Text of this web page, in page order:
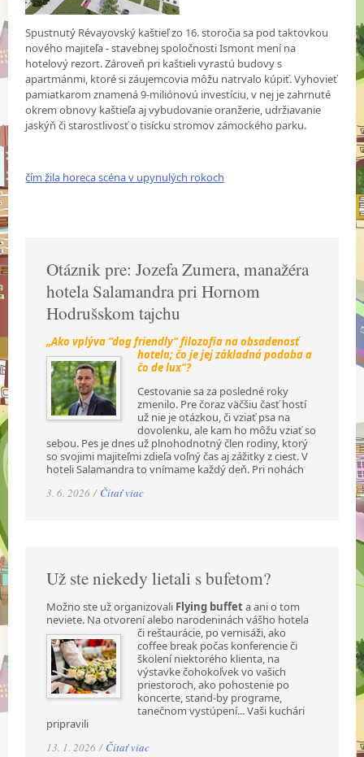
Spustnutý Révayovský kaštieľ zo 16. storočia sa pod taktovkou
nového majiteľa - stavebnej spoločnosti Ismont mení na
hotelový rezort. Zároveň pri kaštieli vyrastú budovy s
apartmánmi, ktoré si záujemcovia môžu natrvalo kúpiť. Vyhovieť
pamiatkarom znamená 9-miliónovú investíciu, v nej je zahrnuté
okrem obnovy kaštieľa aj vybudovanie oranžerie, udržiavanie
jaskýň či starostlivosť o tisícku stromov zámockého parku.
čím žila horeca scéna v upynulých rokoch
Otáznik pre: Jozefa Zumera, manažéra
hotela Salamandra pri Hornom
Hodrušskom tajchu
„Ako vplýva “dog friendly“ filozofia na obsadenosť
hotela; čo je jej základná podoba a
čo de lux“?
Cestovanie sa za posledné roky
zmenilo. Pre čoraz väčšiu časť hostí
už nie je otázkou, či vziať psa na
dovolenku, ale kam ho môžu vziať so
sebou. Pes je dnes už plnohodnotný člen rodiny, ktorý
so svojimi majiteľmi zdieľa voľný čas aj zážitky z ciest. V
hoteli Salamandra to vnímame každý deň. Pri nohách
3. 6. 2026 / Čítať viac
Už ste niekedy lietali s bufetom?
Možno ste už organizovali Flying buffeta ani o tom
neviete. Na otvorení alebo narodenináchvášho hotela
či reštaurácie, po vernisáži, ako
coffee break počas konferencie či
školení niektorého klienta, na
výstavke čohokoľvek vo vašich
priestoroch, ako pohostenie po
koncerte, stand-by programe,
tanečnom vystúpení... Vaši kuchári
pripravili
13. 1. 2026 / Čítať viac